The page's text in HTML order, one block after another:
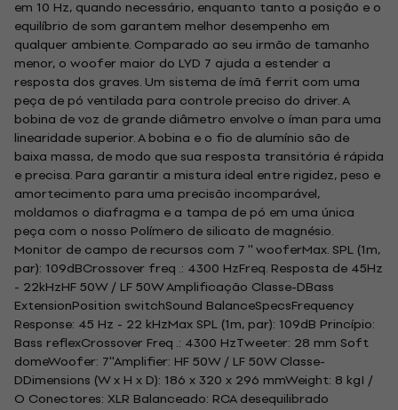
em 10 Hz, quando necessário, enquanto tanto a posição e o
equilíbrio de som garantem melhor desempenho em
qualquer ambiente. Comparado ao seu irmão de tamanho
menor, o woofer maior do LYD 7 ajuda a estender a
resposta dos graves. Um sistema de ímã ferrit com uma
peça de pó ventilada para controle preciso do driver. A
bobina de voz de grande diâmetro envolve o íman para uma
linearidade superior. A bobina e o fio de alumínio são de
baixa massa, de modo que sua resposta transitória é rápida
e precisa. Para garantir a mistura ideal entre rigidez, peso e
amortecimento para uma precisão incomparável,
moldamos o diafragma e a tampa de pó em uma única
peça com o nosso Polímero de silicato de magnésio.
Monitor de campo de recursos com 7 '' wooferMax. SPL (1m,
par): 109dBCrossover freq .: 4300 HzFreq. Resposta de 45Hz
- 22kHzHF 50W / LF 50W Amplificação Classe-DBass
ExtensionPosition switchSound BalanceSpecsFrequency
Response: 45 Hz - 22 kHzMax SPL (1m, par): 109dB Princípio:
Bass reflexCrossover Freq .: 4300 HzTweeter: 28 mm Soft
domeWoofer: 7''Amplifier: HF 50W / LF 50W Classe-
DDimensions (W x H x D): 186 x 320 x 296 mmWeight: 8 kgI /
O Conectores: XLR Balanceado: RCA desequilibrado